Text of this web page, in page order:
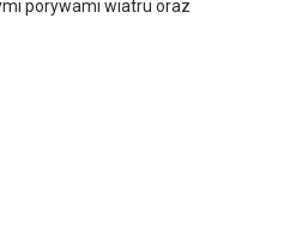
porywami wiatru oraz